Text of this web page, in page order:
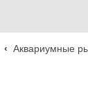
Аквариумные